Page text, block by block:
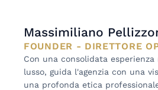
Massimiliano
FOUNDER - DIRETTORE
Con una consolidata
lusso, guida l'agenzia con una
una profonda etica